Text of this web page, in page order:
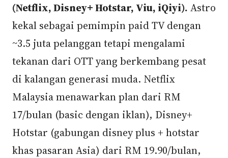
(Netflix, Disney+ Hotstar, Viu, iQiyi). Astro
kekal sebagai pemimpin paid TV dengan
~3.5 juta pelanggan tetapi mengalami
tekanan dari OTT yang berkembang pesat
di kalangan generasi muda. Netflix
Malaysia menawarkan plan dari RM
17/bulan (basic dengan iklan), Disney+
Hotstar (gabungan disney plus + hotstar
khas pasaran Asia) dari RM 19.90/bulan,